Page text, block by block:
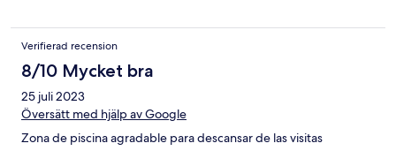
Verifierad recension
8/10 Mycket bra
25 juli 2023
Översätt med hjälp av Google
Zona de piscina agradable para descansar de las visitas